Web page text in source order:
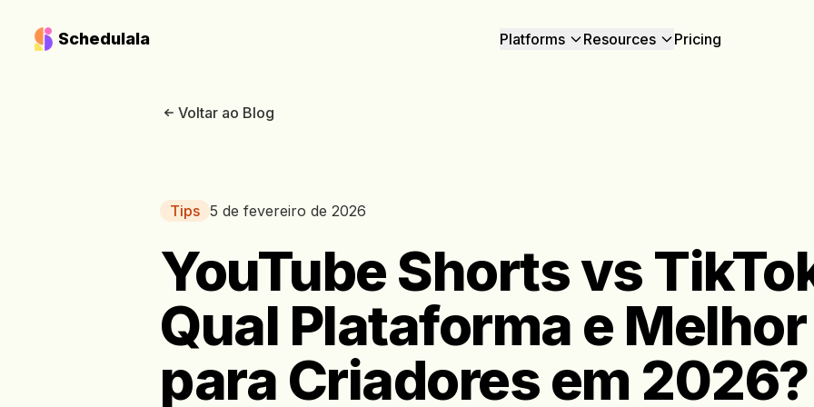
Schedulala Platforms Resources Pricing
Voltar ao Blog
Tips 5 de fevereiro de 2026
YouTube Shorts vs
Qual Plataforma e Melhor
para Criadores em 2026?